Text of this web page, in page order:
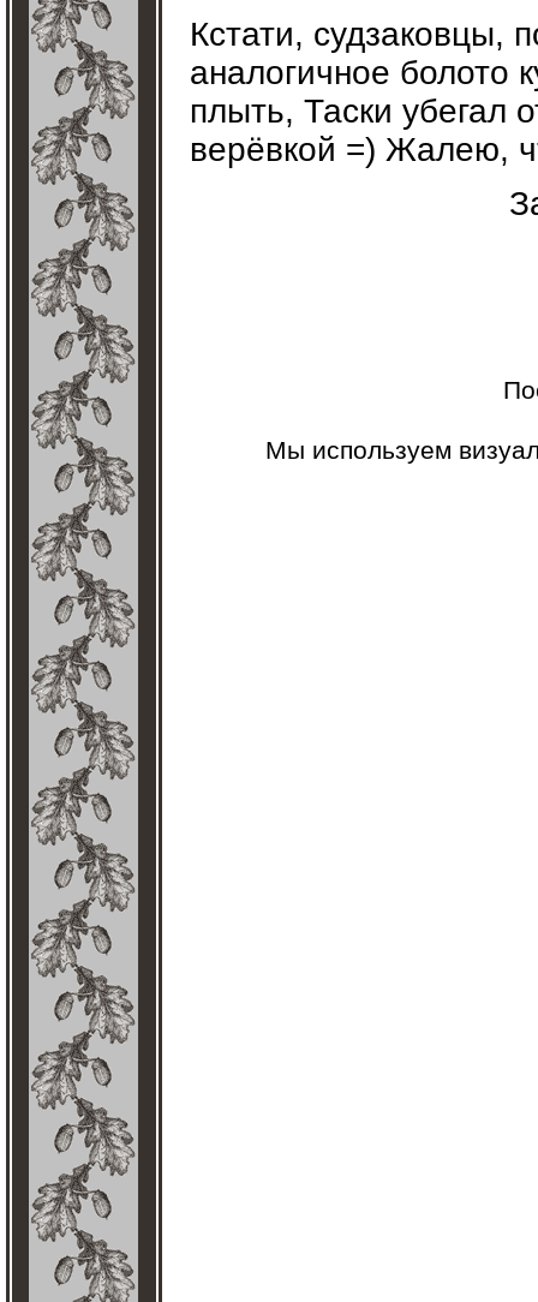
Кстати, судзаковцы,
аналогичное болото
плыть, Таски убегал
верёвкой =) Жалею,
Мы используем